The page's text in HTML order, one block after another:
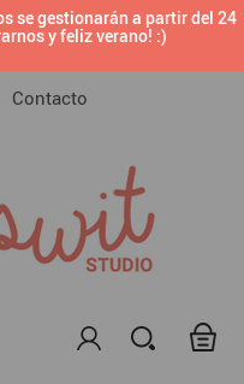
se gestionarán a partir del 24
y feliz verano! :)
Contacto
O DISEÑO
PARA SELLOS